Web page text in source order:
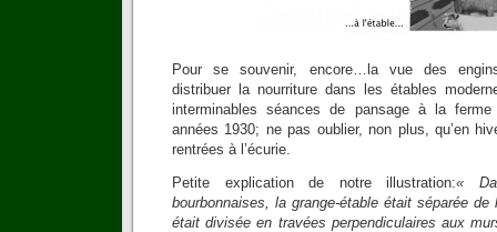
Pour se souvenir, encore…la vue des
distribuer la nourriture dans les étables
interminables séances de pansage à la
années 1930; ne pas oublier, non plus, qu’en
rentrées à l’écurie.
Petite explication de notre illustration:«
bourbonnaises, la grange-étable était séparée de
était divisée en travées perpendiculaires aux